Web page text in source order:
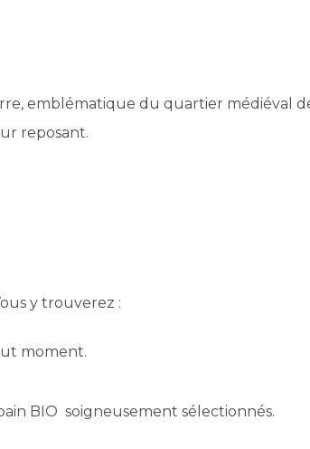
emblématique du quartier médiéval
reposant.
y trouverez :
moment.
BIO soigneusement sélectionnés.